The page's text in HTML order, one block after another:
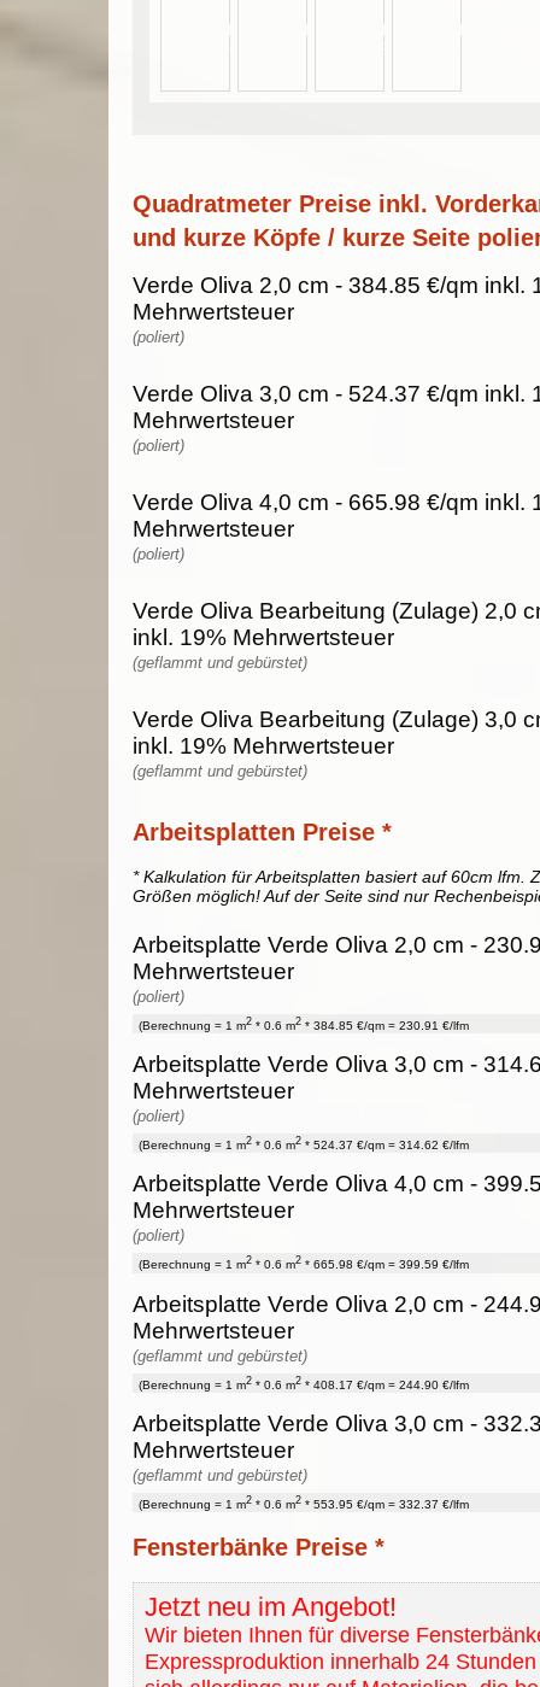
Quadratmeter Preise inkl.
und kurze Köpfe / kurze Seite
Verde Oliva 2,0 cm - 384.85 €/qm inkl.
Mehrwertsteuer
(poliert)
Verde Oliva 3,0 cm - 524.37 €/qm inkl.
Mehrwertsteuer
(poliert)
Verde Oliva 4,0 cm - 665.98 €/qm inkl.
Mehrwertsteuer
(poliert)
Verde Oliva Bearbeitung (Zulage) 2,0
inkl. 19% Mehrwertsteuer
(geflammt und gebürstet)
Verde Oliva Bearbeitung (Zulage) 3,0
inkl. 19% Mehrwertsteuer
(geflammt und gebürstet)
Arbeitsplatten Preise *
* Kalkulation für Arbeitsplatten basiert auf 60cm lfm.
Größen möglich! Auf der Seite sind nur
Arbeitsplatte Verde Oliva 2,0 cm -
Mehrwertsteuer
(poliert)
(Berechnung = 1 m2 * 0.6 m2 * 384.85 €/qm = 230.91 €/lfm
Arbeitsplatte Verde Oliva 3,0 cm -
Mehrwertsteuer
(poliert)
(Berechnung = 1 m2 * 0.6 m2 * 524.37 €/qm = 314.62 €/lfm
Arbeitsplatte Verde Oliva 4,0 cm -
Mehrwertsteuer
(poliert)
(Berechnung = 1 m2 * 0.6 m2 * 665.98 €/qm = 399.59 €/lfm
Arbeitsplatte Verde Oliva 2,0 cm -
Mehrwertsteuer
(geflammt und gebürstet)
(Berechnung = 1 m2 * 0.6 m2 * 408.17 €/qm = 244.90 €/lfm
Arbeitsplatte Verde Oliva 3,0 cm -
Mehrwertsteuer
(geflammt und gebürstet)
(Berechnung = 1 m2 * 0.6 m2 * 553.95 €/qm = 332.37 €/lfm
Fensterbänke Preise *
Jetzt neu im Angebot!
Wir bieten Ihnen für diverse
Expressproduktion innerhalb 24